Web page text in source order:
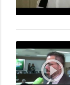
play_circle_outline